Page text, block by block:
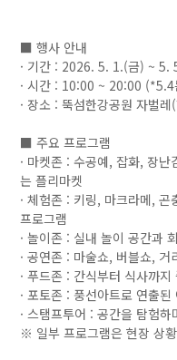
■ 행사 안내
· 기간 : 2026. 5. 1.(금) ~ 5.
· 시간 : 10:00 ~ 20:00 (*5.4
· 장소 : 뚝섬한강공원 자벌
■ 주요 프로그램
· 마켓존 : 수공예, 잡화, 장
는 플리마켓
· 체험존 : 키링, 마크라메,
프로그램
· 놀이존 : 실내 놀이 공간과
· 공연존 : 마술쇼, 버블쇼,
· 푸드존 : 간식부터 식사까
· 포토존 : 풍선아트로 연출
· 스탬프투어 : 공간을 탐험
※ 일부 프로그램은 현장 상